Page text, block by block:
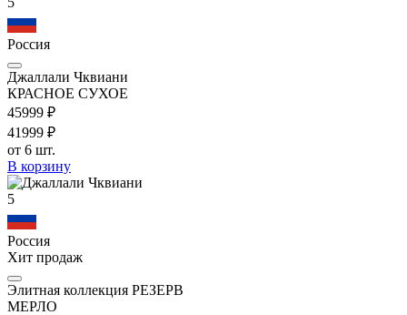
Россия
Джаллали Чквиани
КРАСНОЕ СУХОЕ
45999 ₽
41999 ₽
от 6 шт.
В корзину
5
Россия
Хит продаж
Элитная коллекция РЕЗЕРВ
МЕРЛО